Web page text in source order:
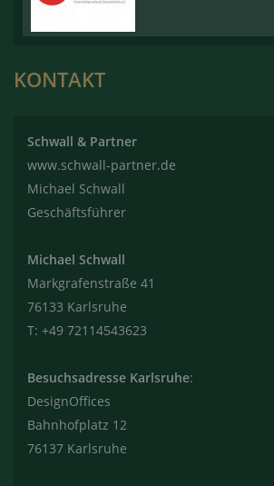
KONTAKT
Schwall & Partner
www.schwall-partner.de
Michael Schwall
Geschäftsführer
Michael Schwall
Markgrafenstraße 41
76133 Karlsruhe
T: +49 72114543623
Besuchsadresse Karlsruhe:
DesignOffices
Bahnhofplatz 12
76137 Karlsruhe